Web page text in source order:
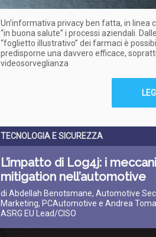
Un’informativa privacy ben fatta, in linea
“in buona salute” i processi aziendali.
“foglietto illustrativo” dei farmaci è
predisporne una davvero efficace,
videosorveglianza
TECNOLOGIA E SICUREZZA
L’impatto di Log4j: i
mitigation nell’automotive
di Abdellah Benotsmane, Automotive
Marketing, PCAutomotive e Andrea
ASRG EU Lead/CISO